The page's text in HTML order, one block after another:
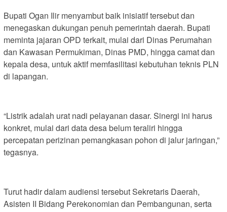
Bupati Ogan Ilir menyambut baik inisiatif tersebut dan
menegaskan dukungan penuh pemerintah daerah. Bupati
meminta jajaran OPD terkait, mulai dari Dinas Perumahan
dan Kawasan Permukiman, Dinas PMD, hingga camat dan
kepala desa, untuk aktif memfasilitasi kebutuhan teknis PLN
di lapangan.
“Listrik adalah urat nadi pelayanan dasar. Sinergi ini harus
konkret, mulai dari data desa belum teraliri hingga
percepatan perizinan pemangkasan pohon di jalur jaringan,”
tegasnya.
Turut hadir dalam audiensi tersebut Sekretaris Daerah,
Asisten II Bidang Perekonomian dan Pembangunan, serta